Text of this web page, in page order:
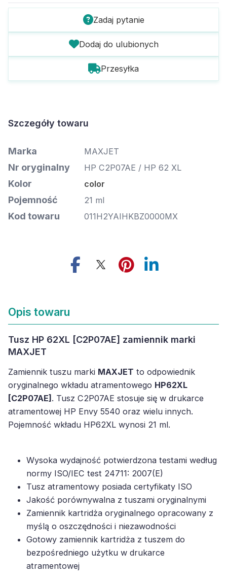
Zadaj pytanie
Dodaj do ulubionych
Przesyłka
Szczegóły towaru
Marka MAXJET
Nr oryginalny HP C2P07AE / HP 62 XL
Kolor color
Pojemność 21 ml
Kod towaru 011H2YAIHKBZ0000MX
Opis towaru
Tusz HP 62XL [C2P07AE] zamiennik marki
MAXJET
Zamiennik tuszu marki MAXJET to odpowiednik
oryginalnego wkładu atramentowego HP62XL
[C2P07AE] . Tusz C2P07AE stosuje się w drukarce
atramentowej HP Envy 5540 oraz wielu innych.
Pojemność wkładu HP62XL wynosi 21 ml.
Wysoka wydajność potwierdzona testami według
normy ISO/IEC test 24711: 2007(E)
Tusz atramentowy posiada certyfikaty ISO
Jakość porównywalna z tuszami oryginalnymi
Zamiennik kartridża oryginalnego opracowany z
myślą o oszczędności i niezawodności
Gotowy zamiennik kartridża z tuszem do
bezpośredniego użytku w drukarce
atramentowej